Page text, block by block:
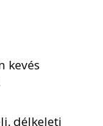
kevés
délkeleti